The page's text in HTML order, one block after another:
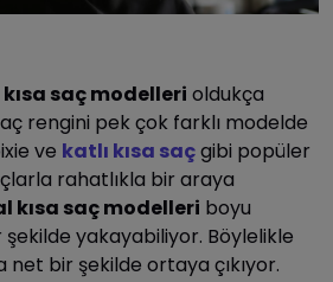
saç modelleri oldukça
rengini pek çok farklı modelde
ve katlı kısa saçgibi popüler
rahatlıkla bir araya
kısa saç modelleri boyu
şekilde yakayabiliyor. Böylelikle
net bir şekilde ortaya çıkıyor.